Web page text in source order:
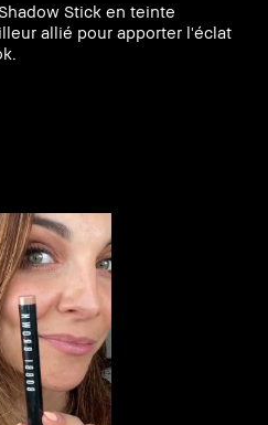
Stick en teinte
allié pour apporter l'éclat